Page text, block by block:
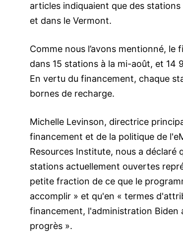
articles indiquaient que des
et dans le Vermont.
Comme nous l’avons mentionné,
dans 15 stations à la mi-août, et 14
En vertu du financement, chaque
bornes de recharge.
Michelle Levinson, directrice
financement et de la politique de
Resources Institute, nous a déclaré
stations actuellement ouvertes
petite fraction de ce que le
accomplir » et qu'en « termes
financement, l'administration Biden
progrès ».